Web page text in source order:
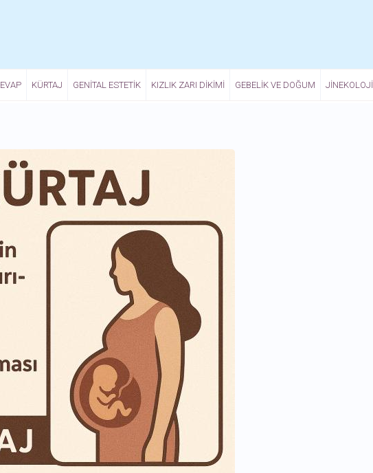
KÜRTAJ GENITAL ESTETIK KIZLIK ZARI DIKIMI GEBELIK VE DOĞUM JINEKOLOJI